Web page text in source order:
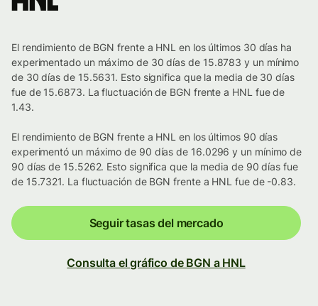
El rendimiento de BGN frente a HNL en los últimos 30 días ha
experimentado un máximo de 30 días de 15.8783 y un mínimo
de 30 días de 15.5631. Esto significa que la media de 30 días
fue de 15.6873. La fluctuación de BGN frente a HNL fue de
1.43.
El rendimiento de BGN frente a HNL en los últimos 90 días
experimentó un máximo de 90 días de 16.0296 y un mínimo de
90 días de 15.5262. Esto significa que la media de 90 días fue
de 15.7321. La fluctuación de BGN frente a HNL fue de -0.83.
Seguir tasas del mercado
Consulta el gráfico de BGN a HNL